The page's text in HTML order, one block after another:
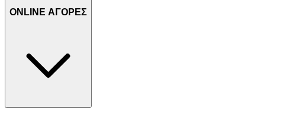
ONLINE ΑΓΟΡΕΣ